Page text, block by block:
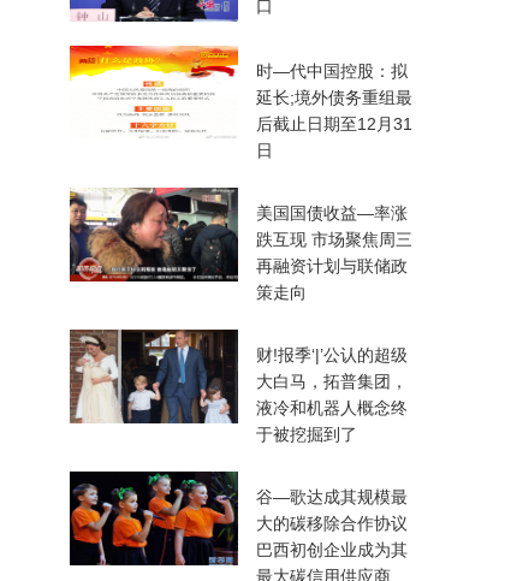
口
时—代中国控股：拟
延长;境外债务重组最
后截止日期至12月31
日
美国国债收益—率涨
跌互现 市场聚焦周三
再融资计划与联储政
策走向
财!报季‘|’公认的超级
大白马，拓普集团，
液冷和机器人概念终
于被挖掘到了
谷—歌达成其规模最
大的碳移除合作协议
巴西初创企业成为其
最大碳信用供应商